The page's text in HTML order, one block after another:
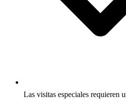
Las visitas especiales requieren